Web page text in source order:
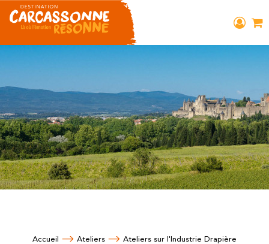
Accueil Ateliers Ateliers sur l'Industrie Drapière